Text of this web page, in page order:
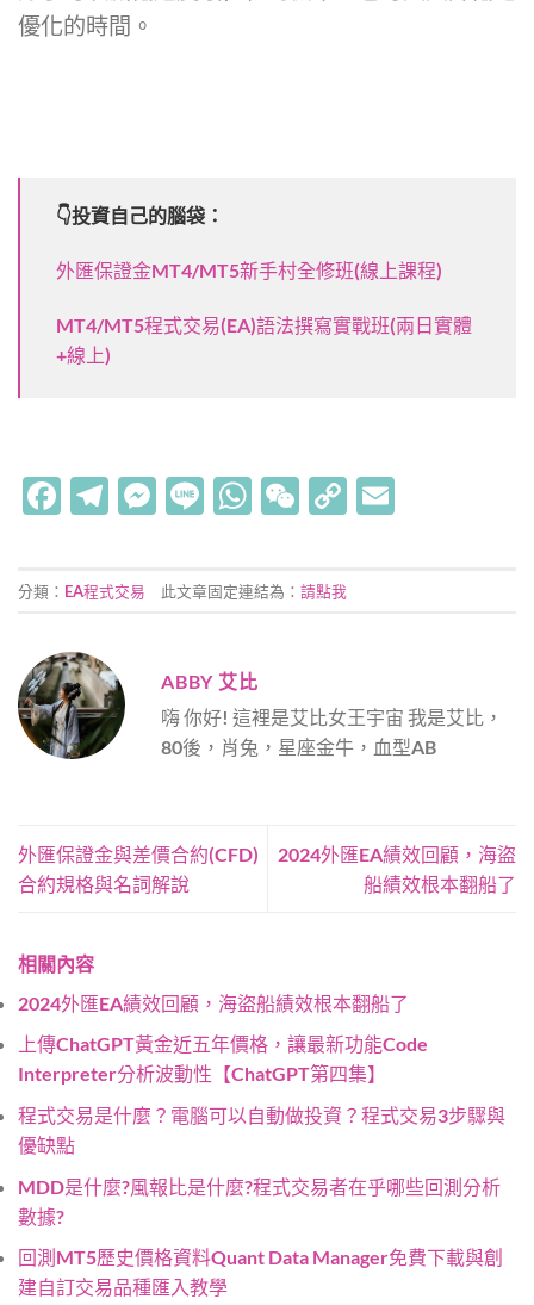
優化的時間。
👇投資自己的腦袋：
外匯保證金MT4/MT5新手村全修班(線上課程)
MT4/MT5程式交易(EA)語法撰寫實戰班(兩日實體
+線上)
Facebook
Telegram
Messenger
LineWhatsApp
WeChat
Copy
分類： EA程式交易 此文章固定連結為： 請點我
ABBY 艾比
嗨 你好! 這裡是艾比女王宇宙 我是艾比，
80後，肖兔，星座金牛，血型AB
外匯保證金與差價合約(CFD)
合約規格與名詞解說
2024外匯EA績效回顧，海盜
船績效根本翻船了
相關內容
2024外匯EA績效回顧，海盜船績效根本翻船了
上傳ChatGPT黃金近五年價格，讓最新功能Code
Interpreter分析波動性【ChatGPT第四集】
程式交易是什麼？電腦可以自動做投資？程式交易3步驟與
優缺點
MDD是什麼?風報比是什麼?程式交易者在乎哪些回測分析
數據?
回測MT5歷史價格資料Quant Data Manager免費下載與創
建自訂交易品種匯入教學